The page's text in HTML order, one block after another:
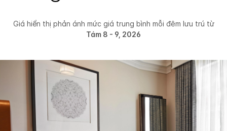
Giá hiển thị phản ánh mức giá trung bình mỗi đêm lưu trú từ
Tám 8 - 9, 2026